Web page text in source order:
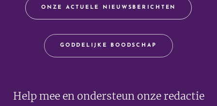
ONZE ACTUELE NIEUWSBERICHTEN
GODDELIJKE BOODSCHAP
Help mee en ondersteun onze redactie